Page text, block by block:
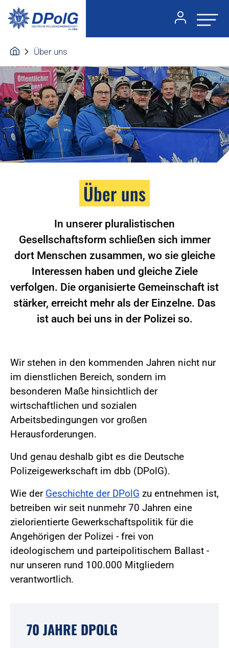
Über uns
Über uns
In unserer pluralistischen
Gesellschaftsform schließen sich immer
dort Menschen zusammen, wo sie gleiche
Interessen haben und gleiche Ziele
verfolgen. Die organisierte Gemeinschaft ist
stärker, erreicht mehr als der Einzelne. Das
ist auch bei uns in der Polizei so.
Wir stehen in den kommenden Jahren nicht nur
im dienstlichen Bereich, sondern im
besonderen Maße hinsichtlich der
wirtschaftlichen und sozialen
Arbeitsbedingungen vor großen
Herausforderungen.
Und genau deshalb gibt es die Deutsche
Polizeigewerkschaft im dbb (DPolG).
Wie der Geschichte der DPolG zu entnehmen ist,
betreiben wir seit nunmehr 70 Jahren eine
zielorientierte Gewerkschaftspolitik für die
Angehörigen der Polizei - frei von
ideologischem und parteipolitischem Ballast -
nur unseren rund 100.000 Mitgliedern
verantwortlich.
70 JAHRE DPOLG